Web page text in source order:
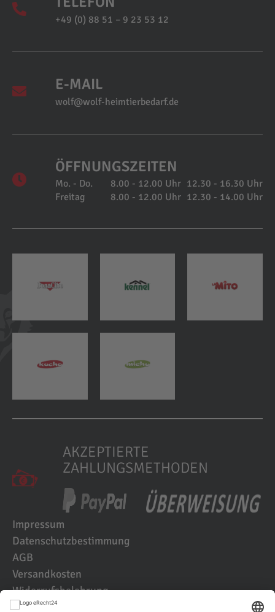
+49 (0) 88 51 – 9 23 53 12
E-MAIL
wolf@wolf-heimtierbedarf.de
ÖFFNUNGSZEITEN
Mo. - Do. 8.00 - 12.00 Uhr 12.30 - 16.30 Uhr
Freitag
8.00 - 12.00 Uhr 12.30 - 14.00 Uhr
AKZEPTIERTE
ZAHLUNGSMETHODEN
Impressum
Datenschutzbestimmung
AGB
Versandkosten
Widerrufsbelehrung
Kundenbewertungen